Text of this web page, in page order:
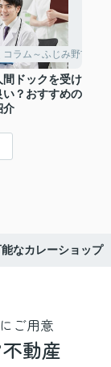
ラム～ふじみ野市～
ドックを受け
？おすすめの
介
なカレーショップ
ご用意
動産